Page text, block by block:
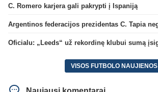
C. Romero karjera gali pakrypti į Ispaniją
VISOS FUTBOLO NAUJIENOS